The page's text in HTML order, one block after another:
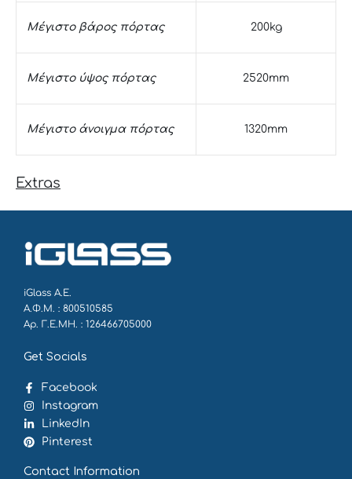
Μέγιστο βάρος πόρτας 200kg
Μέγιστο ύψος πόρτας 2520mm
Μέγιστο άνοιγμα πόρτας 1320mm
Extras
iGlass Α.Ε.
Α.Φ.Μ. : 800510585
Αρ. Γ.Ε.ΜΗ. : 126466705000
Get Socials
Facebook
Instagram
LinkedIn
Pinterest
Contact Information